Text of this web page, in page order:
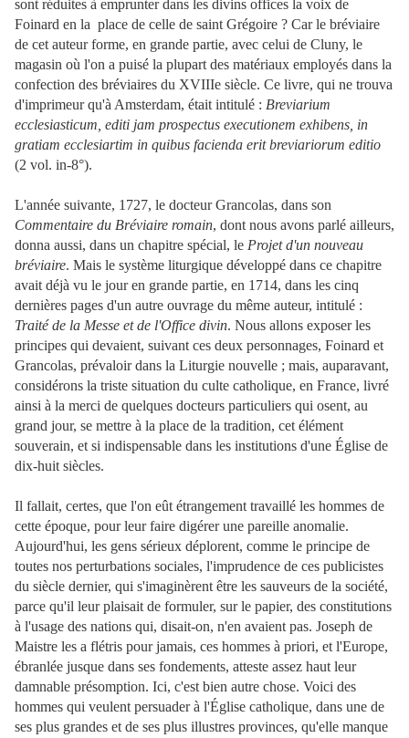
sont réduites à emprunter dans les divins offices la voix de
Foinard en la place de celle de saint Grégoire ? Car le bréviaire
de cet auteur forme, en grande partie, avec celui de Cluny, le
magasin où l'on a puisé la plupart des matériaux employés dans la
confection des bréviaires du XVIIIe siècle. Ce livre, qui ne trouva
d'imprimeur qu'à Amsterdam, était intitulé : Breviarium
ecclesiasticum, editi jam prospectus executionem exhibens, in
gratiam ecclesiartim in quibus facienda erit breviariorum editio
(2 vol. in-8°).
L'année suivante, 1727, le docteur Grancolas, dans son
Commentaire du Bréviaire romain, dont nous avons parlé ailleurs,
donna aussi, dans un chapitre spécial, le Projet d'un nouveau
bréviaire. Mais le système liturgique développé dans ce chapitre
avait déjà vu le jour en grande partie, en 1714, dans les cinq
dernières pages d'un autre ouvrage du même auteur, intitulé :
Traité de la Messe et de l'Office divin. Nous allons exposer les
principes qui devaient, suivant ces deux personnages, Foinard et
Grancolas, prévaloir dans la Liturgie nouvelle ; mais, auparavant,
considérons la triste situation du culte catholique, en France, livré
ainsi à la merci de quelques docteurs particuliers qui osent, au
grand jour, se mettre à la place de la tradition, cet élément
souverain, et si indispensable dans les institutions d'une Église de
dix-huit siècles.
Il fallait, certes, que l'on eût étrangement travaillé les hommes de
cette époque, pour leur faire digérer une pareille anomalie.
Aujourd'hui, les gens sérieux déplorent, comme le principe de
toutes nos perturbations sociales, l'imprudence de ces publicistes
du siècle dernier, qui s'imaginèrent être les sauveurs de la société,
parce qu'il leur plaisait de formuler, sur le papier, des constitutions
à l'usage des nations qui, disait-on, n'en avaient pas. Joseph de
Maistre les a flétris pour jamais, ces hommes à priori, et l'Europe,
ébranlée jusque dans ses fondements, atteste assez haut leur
damnable présomption. Ici, c'est bien autre chose. Voici des
hommes qui veulent persuader à l'Église catholique, dans une de
ses plus grandes et de ses plus illustres provinces, qu'elle manque